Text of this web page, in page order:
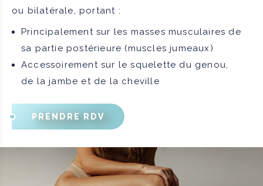
ou bilatérale, portant :
Principalement sur les masses musculaires de
sa partie postérieure (muscles jumeaux)
Accessoirement sur le squelette du genou,
de la jambe et de la cheville
PRENDRE RDV